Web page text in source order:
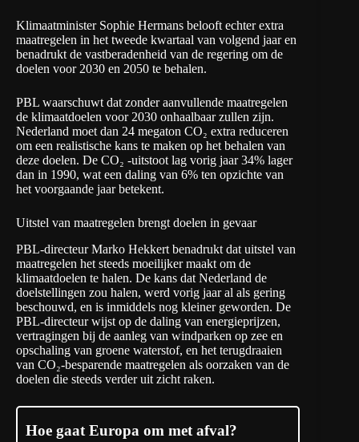
Klimaatminister Sophie Hermans belooft echter extra
maatregelen in het tweede kwartaal van volgend jaar en
benadrukt de vastberadenheid van de regering om de
doelen voor 2030 en 2050 te behalen.
PBL waarschuwt dat zonder aanvullende maatregelen
de klimaatdoelen voor 2030 onhaalbaar zullen zijn.
Nederland moet dan 24 megaton CO₂ extra reduceren
om een realistische kans te maken op het behalen van
deze doelen. De CO₂ -uitstoot lag vorig jaar34% lager
dan in 1990, wat een daling van 6% ten opzichte van
het voorgaande jaar betekent.
Uitstel van maatregelen brengt doelen in gevaar
PBL-directeur Marko Hekkert benadrukt dat uitstel van
maatregelen het steeds moeilijker maakt om de
klimaatdoelen te halen. De kans dat Nederland de
doelstellingen zou halen, werd vorig jaar al als gering
beschouwd, en is inmiddels nog kleiner geworden. De
PBL-directeur wijst op de daling van energieprijzen,
vertragingen bij de aanleg van windparken op zee en
opschaling van groene waterstof, en het terugdraaien
van CO₂-besparende maatregelen als oorzaken van de
doelen die steeds verder uit zicht raken.
Hoe gaat Europa om met afval?